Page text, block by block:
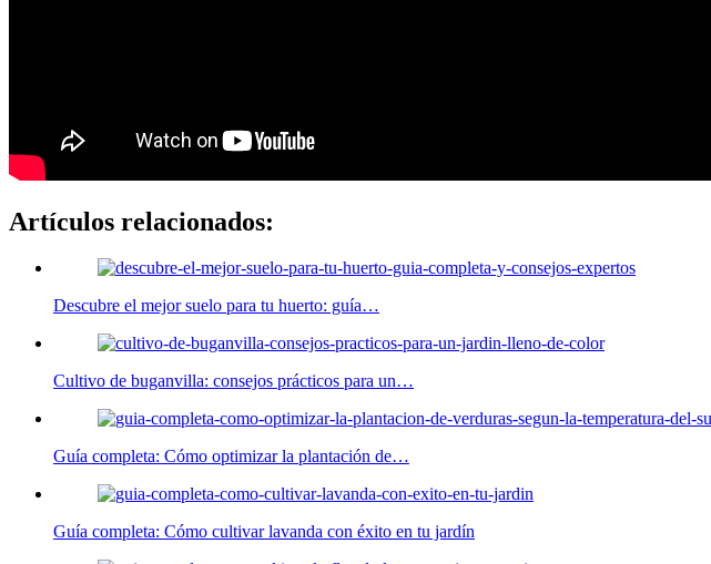
Artículos relacionados:
Descubre el mejor suelo para tu huerto: guía…
Cultivo de buganvilla: consejos prácticos para un…
Guía completa: Cómo optimizar la plantación de…
Guía completa: Cómo cultivar lavanda con éxito en tu jardín